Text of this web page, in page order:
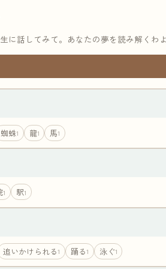
に話してみて。あなたの夢を読み解くわよ
蜘蛛1 龍1 馬1
1 駅1
追いかけられる1 踊る1 泳ぐ1